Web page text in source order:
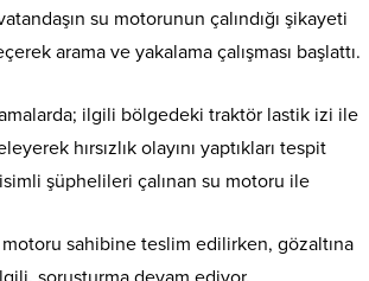
su motorunun çalındığı şikayeti
arama ve yakalama çalışması başlattı.
ilgili bölgedeki traktör lastik izi ile
hırsızlık olayını yaptıkları tespit
şüphelileri çalınan su motoru ile
sahibine teslim edilirken, gözaltına